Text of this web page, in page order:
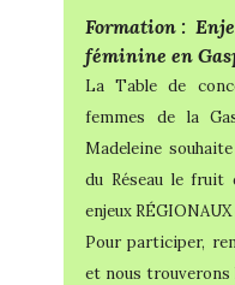
Formation :
féminine en
La Table de
femmes de la
Madeleine
du Réseau le fruit
enjeux
Pour participer,
et nous trouverons